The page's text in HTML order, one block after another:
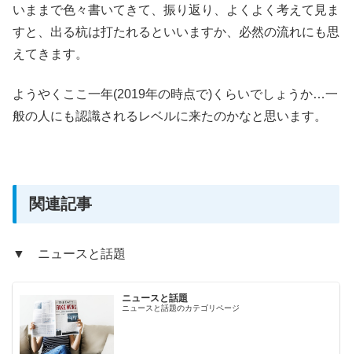
いままで色々書いてきて、振り返り、よくよく考えて見ま
すと、出る杭は打たれるといいますか、必然の流れにも思
えてきます。
ようやくここ一年(2019年の時点で)くらいでしょうか…一
般の人にも認識されるレベルに来たのかなと思います。
関連記事
▼ ニュースと話題
ニュースと話題
ニュースと話題のカテゴリページ